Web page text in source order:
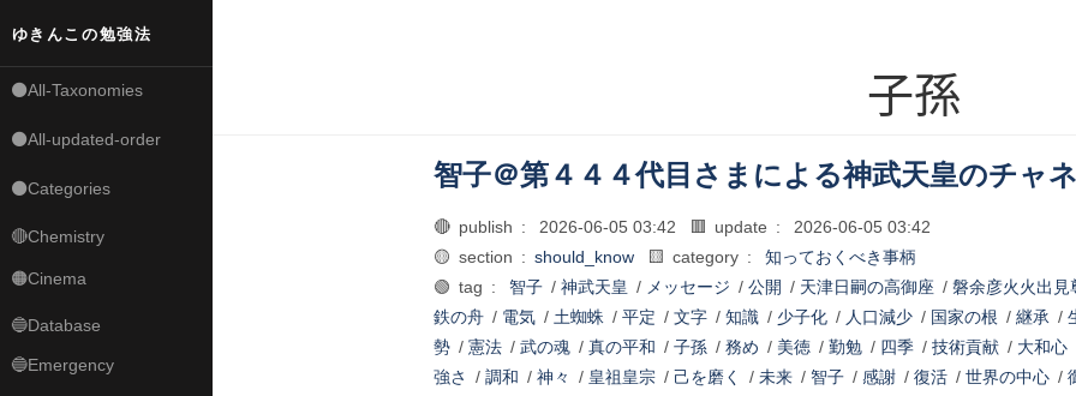
ゆきんこの勉強法
⚫All-Taxonomies
⚫All-updated-order
⚫Categories
🔴Chemistry
🟠Cinema
🔵Database
🔵Emergency
子孫
智子＠第４４４代目さまによる神武天皇のチャ
🔴 publish : 2026-06-05 03:42 🟥 update :
2026-06-05 03:42
🟡 section : should_know 🟨 category :
知っておくべき事柄
🟢 tag :
智子/ 神武天皇 / メッセージ / 公開 / 天津日嗣の高御座 / 磐余彦火火出見
鉄の舟/ 電気/ 土蜘蛛/ 平定 / 文字/ 知識/ 少子化/ 人口減少/ 国家の根 / 継承/
勢/ 憲法/ 武の魂/ 真の平和 / 子孫/ 務め / 美徳/ 勤勉/ 四季/ 技術貢献/ 大和心
強さ
/ 調和 / 神々 / 皇祖皇宗/ 己を磨く / 未来/ 智子/ 感謝/ 復活/ 世界の中心/